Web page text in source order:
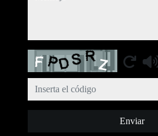
Captcha
Enviar